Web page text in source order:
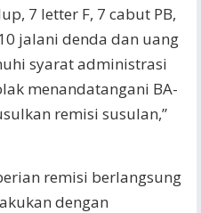
7 letter F, 7 cabut PB,
jalani denda dan uang
syarat administrasi
menandatangani BA-
remisi susulan,”
remisi berlangsung
dengan